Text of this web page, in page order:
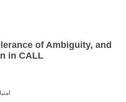
of Ambiguity, and
in CALL
امتیاز 5.00